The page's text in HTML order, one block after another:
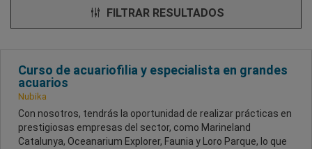
FILTRAR RESULTADOS
Curso de acuariofilia y especialista en grandes
acuarios
Nubika
Con nosotros, tendrás la oportunidad de realizar prácticas en
prestigiosas empresas del sector, como Marineland
Catalunya, Oceanarium Explorer, Faunia y Loro Parque, lo que